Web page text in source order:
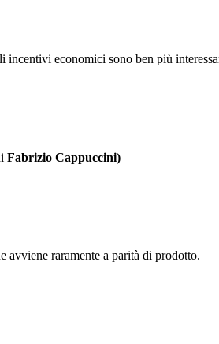
incentivi economici sono ben più
Fabrizio Cappuccini)
avviene raramente a parità di prodotto.